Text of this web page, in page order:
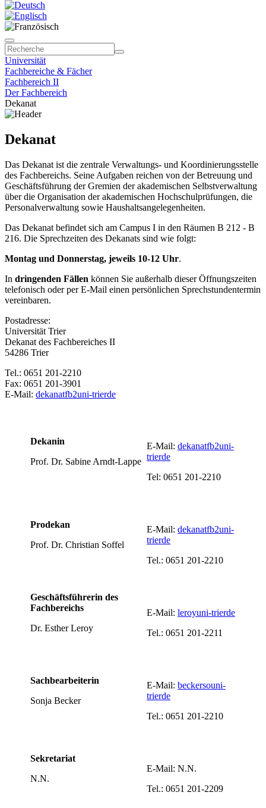
Universität
Fachbereiche & Fächer
Fachbereich II
Der Fachbereich
Dekanat
Dekanat
Das Dekanat ist die zentrale Verwaltungs- und Koordinierungsstelle
des Fachbereichs. Seine Aufgaben reichen von der Betreuung und
Geschäftsführung der Gremien der akademischen Selbstverwaltung
über die Organisation der akademischen Hochschulprüfungen, die
Personalverwaltung sowie Haushaltsangelegenheiten.
Das Dekanat befindet sich am Campus I in den Räumen B 212 - B
216. Die Sprechzeiten des Dekanats sind wie folgt:
Montag und Donnerstag, jeweils 10-12 Uhr.
In dringenden Fällen können Sie außerhalb dieser Öffnungszeiten
telefonisch oder per E-Mail einen persönlichen Sprechstundentermin
vereinbaren.
Postadresse:
Universität Trier
Dekanat des Fachbereiches II
54286 Trier
Tel.: 0651 201-2210
Fax: 0651 201-3901
E-Mail: dekanatfb2uni-trierde
Dekanin
Prof. Dr. Sabine Arndt-Lappe
E-Mail: dekanatfb2uni-
trierde
Tel: 0651 201-2210
Prodekan
Prof. Dr. Christian Soffel
E-Mail: dekanatfb2uni-
trierde
Tel.: 0651 201-2210
Geschäftsführerin des
Fachbereichs
Dr. Esther Leroy
E-Mail: leroyuni-trierde
Tel.: 0651 201-2211
Sachbearbeiterin
Sonja Becker
E-Mail: beckersouni-
trierde
Tel.: 0651 201-2210
Sekretariat
N.N.
E-Mail: N.N.
Tel.: 0651 201-2209